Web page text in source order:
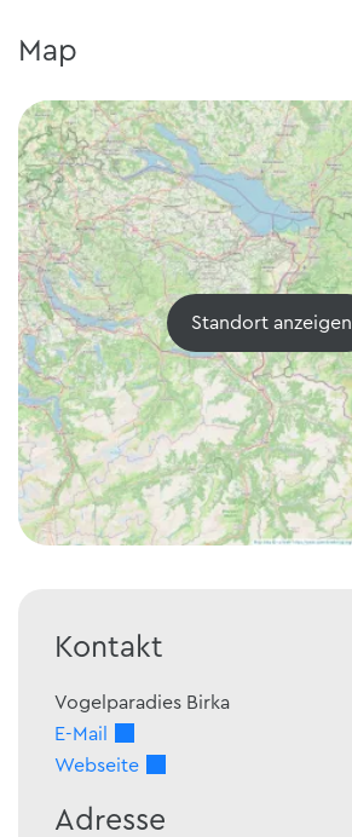
Map
Standort anzeigen
Kontakt
Vogelparadies Birka
E-Mail
Webseite
Adresse